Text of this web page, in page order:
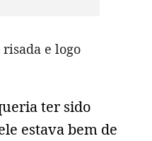
e logo
ter sido
estava bem de